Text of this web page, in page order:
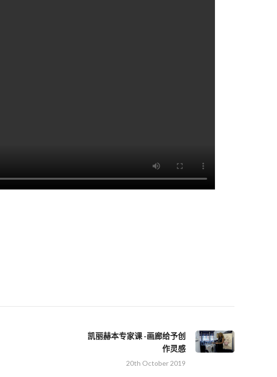
凯丽赫本专家课 -画廊给予创
作灵感
20th October 2019